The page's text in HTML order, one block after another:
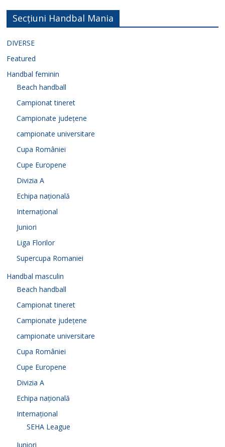
Secțiuni Handbal Mania
DIVERSE
Featured
Handbal feminin
Beach handball
Campionat tineret
Campionate județene
campionate universitare
Cupa României
Cupe Europene
Divizia A
Echipa națională
Internațional
Juniori
Liga Florilor
Supercupa Romaniei
Handbal masculin
Beach handball
Campionat tineret
Campionate județene
campionate universitare
Cupa României
Cupe Europene
Divizia A
Echipa națională
Internațional
SEHA League
Juniori